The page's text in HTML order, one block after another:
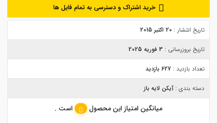
خرید اشتراک و دسترسی به تمام فایل ها
تاریخ انتشار : 20 اکتبر 2015
تاریخ بروزرسانی : 3 فوریه 2025
تعداد بازدید : 627 بازدید
دسته بندی : آیکن لایه باز
میانگین امتیاز این محصول است .